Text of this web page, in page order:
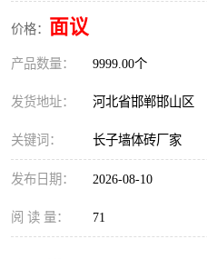
价格： 面议
产品数量： 9999.00个
发货地址： 河北省邯郸邯山区
关键词： 长子墙体砖厂家
发布日期： 2026-08-10
阅 读 量： 71